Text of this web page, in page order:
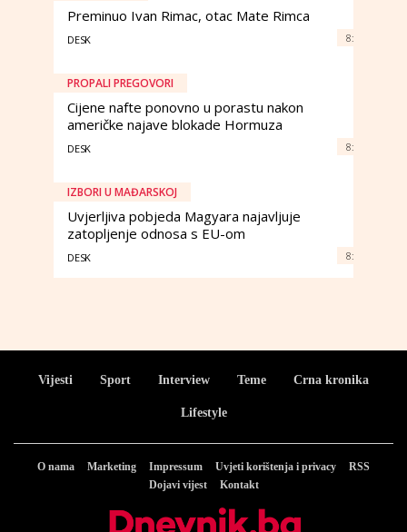
Preminuo Ivan Rimac, otac Mate Rimca
DESK 8:
PROPALI PREGOVORI
Cijene nafte ponovno u porastu nakon
američke najave blokade Hormuza
DESK 8:
IZBORI U MAĐARSKOJ
Uvjerljiva pobjeda Magyara najavljuje
zatopljenje odnosa s EU-om
DESK 8:
Vijesti Sport Interview Teme Crna kronika
Lifestyle
O nama Marketing Impressum Uvjeti korištenja i privacy
RSS
Dojavi vijest
Kontakt